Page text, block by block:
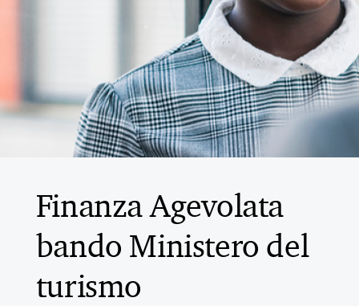
Finanza Agevolata
bando Ministero del
turismo